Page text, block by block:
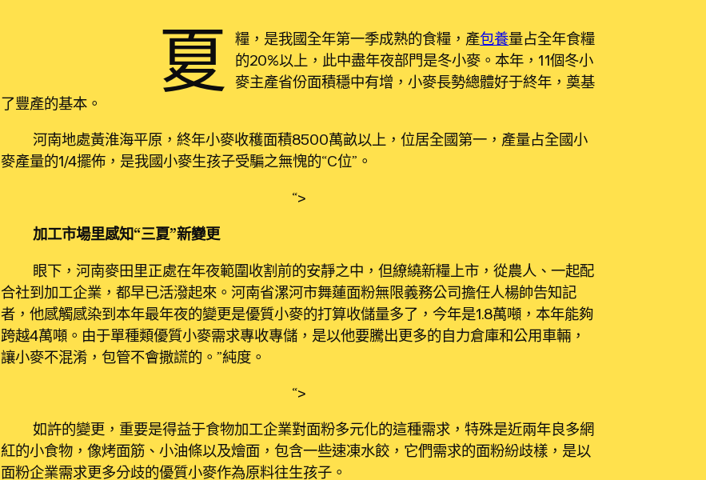
夏 糧，是我國全年第一季成熟的食糧，產包養量占全年食糧
的20%以上，此中盡年夜部門是冬小麥。本年，11個冬小
麥主產省份面積穩中有增，小麥長勢總體好于終年，奠基
了豐產的基本。
河南地處黃淮海平原，終年小麥收穫面積8500萬畝以上，位居全國第一，產量占全國小
麥產量的1/4擺佈，是我國小麥生孩子受騙之無愧的“C位”。
“>
加工市場里感知“三夏”新變更
眼下，河南麥田里正處在年夜範圍收割前的安靜之中，但繚繞新糧上市，從農人、一起配
合社到加工企業，都早已活潑起來。河南省漯河市舞蓮面粉無限義務公司擔任人楊帥告知記
者，他感觸感染到本年最年夜的變更是優質小麥的打算收儲量多了，今年是1.8萬噸，本年能夠
跨越4萬噸。由于單種類優質小麥需求專收專儲，是以他要騰出更多的自力倉庫和公用車輛，
讓小麥不混淆，包管不會撒謊的。”純度。
“>
如許的變更，重要是得益于食物加工企業對面粉多元化的這種需求，特殊是近兩年良多網
紅的小食物，像烤面筋、小油條以及燴面，包含一些速凍水餃，它們需求的面粉紛歧樣，是以
面粉企業需求更多分歧的優質小麥作為原料往生孩子。